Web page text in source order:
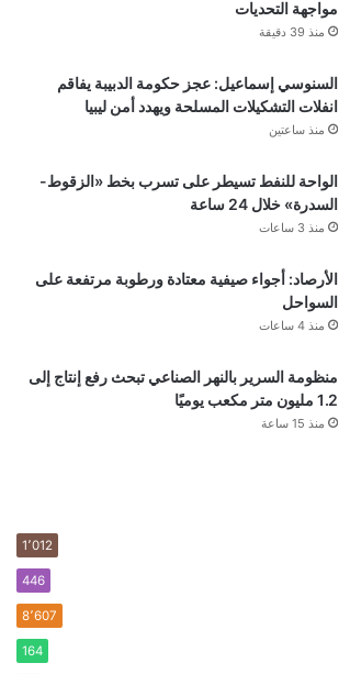
مواجهة التحديات
منذ 39 دقيقة
السنوسي إسماعيل: عجز حكومة الدبيبة يفاقم
انفلات التشكيلات المسلحة ويهدد أمن ليبيا
منذ ساعتين
الواحة للنفط تسيطر على تسرب بخط «الزقوط-
السدرة» خلال 24 ساعة
منذ 3 ساعات
الأرصاد: أجواء صيفية معتادة ورطوبة مرتفعة على
السواحل
منذ 4 ساعات
منظومة السرير بالنهر الصناعي تبحث رفع إنتاج إلى
1.2 مليون متر مكعب يوميًا
منذ 15 ساعة
1٬012
446
8٬607
164